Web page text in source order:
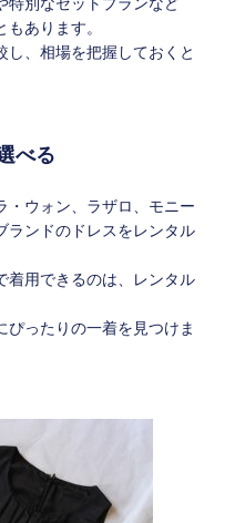
特別なセットプランなど
あります。
し、相場を把握しておくと
べる
・ウォン、ラザロ、モニー
ランドのドレスをレンタル
着用できるのは、レンタル
ぴったりの一着を見つけま